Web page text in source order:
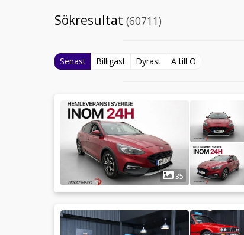
Sökresultat (60711)
Senast Billigast Dyrast A till Ö
35